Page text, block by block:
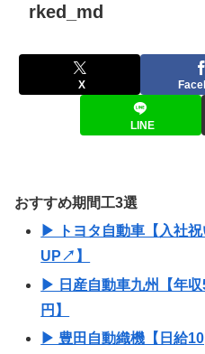
rked_md
X
LINE
おすすめ期間工3選
▶ トヨタ自動車【入社
UP↗】
▶ 日産自動車九州【年
円】
▶ 豊田自動織機【日給